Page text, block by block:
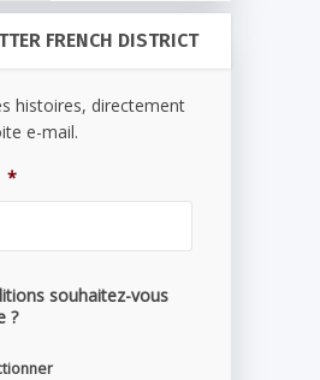
FRENCH DISTRICT
histoires, directement
e-mail.
*
souhaitez-vous
?